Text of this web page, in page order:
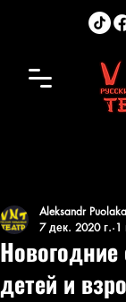
детей и
Aleksandr
7 дек. 2020 г. 1